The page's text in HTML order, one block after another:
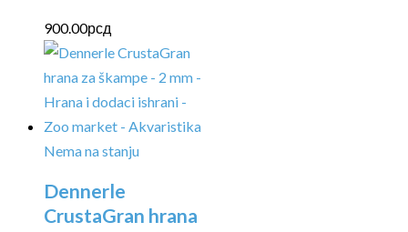
900.00рсд
Nema na stanju
Dennerle
CrustaGran hrana